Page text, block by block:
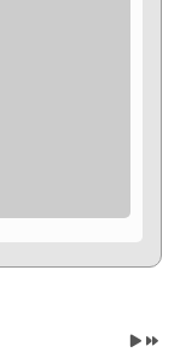
Volgend